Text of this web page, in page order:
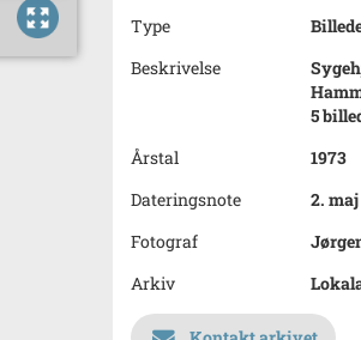
Type
Beskrivelse
5
Årstal
1973
Dateringsnote
2. maj
Fotograf
Arkiv